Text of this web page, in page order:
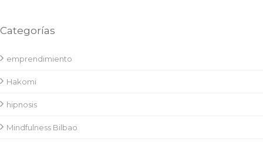
Categorías
emprendimiento
Hakomi
hipnosis
Mindfulness Bilbao